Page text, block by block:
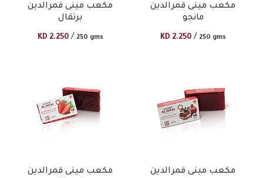
مكعب مينى قمرالدين
برتقال
KD 2.250 / 250 gms
مكعب مينى قمرالدين
مانجو
KD 2.250 / 250 gms
مكعب مينى قمرالدين
مكعب مينى قمرالدين